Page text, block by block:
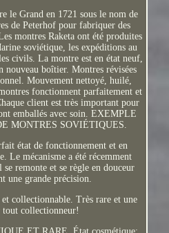
le Grand en 1721 sous le nom de
de Peterhof pour fabriquer des
montres Raketa ont été produites
soviétique, les expéditions au
civils. La montre est en état neuf,
nouveau boîtier. Montres révisées
Mouvement nettoyé, huilé,
fonctionnent parfaitement et
client est très important pour
emballés avec soin. EXEMPLE
MONTRES SOVIÉTIQUES.
état de fonctionnement et en
Le mécanisme a été récemment
remonte et se règle en douceur
une grande précision.
collectionnable. Très rare et une
collectionneur!